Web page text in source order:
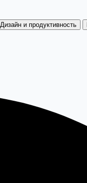
Дизайн и продуктивность